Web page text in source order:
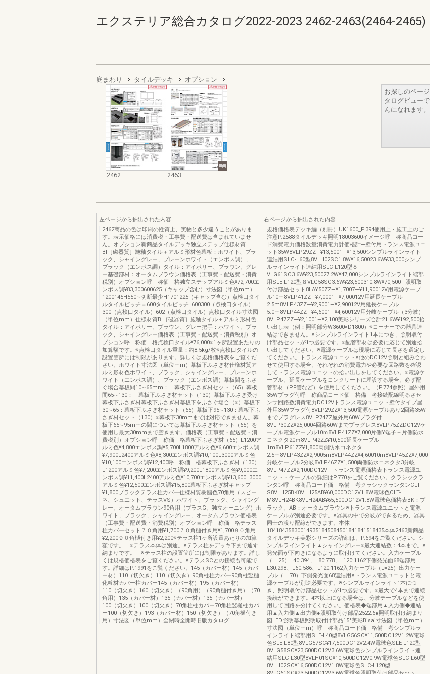
エクステリア総合カタログ2022-2023 2462-2463(2464-2465)
庭まわり タイルデッキ オプション
2462 2463
お探しのペー
タログビュー
んになれます。
左ページから抽出された内容
2462商品の色は印刷の性質上、実物と多少違うことがありま
す。表示価格には消費税・工事費・配送費は含まれていませ
ん。オプション新商品タイルデッキ独立ステップ仕様材質
BⅠ［磁器質］施釉タイル＋アルミ形材色幕板：ホワイト、ブラ
ック、シャイングレー、プレーンホワイト（エンボス調）、
ブラック（エンボス調）タイル：アイボリー、ブラウン、グレ
ー基礎部材：オータムブラウン価格表（工事費・配送費・消費
税別）オプション呼 称価 格独立ステップアルミ色¥72,700エ
ンボス調¥83,300600625（キャップ含む）寸法図（単位mm）
1200145H550∼切断最少H1701225（キャップ含む）点検口タイ
ルタイルピッチ＝600タイルピッチ=600300（点検口タイル）
300（点検口タイル）602（点検口タイル）点検口タイル寸法図
（単位mm）仕様材質BⅠ［磁器質］施釉タイル＋アルミ形材色
タイル：アイボリー、ブラウン、グレー把手：ホワイト、ブラ
ック、シャイングレー価格表（工事費・配送費・消費税別）オ
プション呼 称価 格点検口タイル¥76,000※1ヶ所設置あたりの
加算額です。※点検口タイル重量：約8.5kg/枚※点検口タイルの
設置箇所には制限があります。詳しくは規格価格表をご覧くだ
さい。ホワイト寸法図（単位mm）幕板下ふさぎ材仕様材質ア
ルミ形材色ホワイト、ブラック、シャイングレー、プレーンホ
ワイト（エンボス調）、ブラック（エンボス調）幕板間をふさ
ぐ場合幕板間10∼65mm： 幕板下ふさぎ材セット（65）幕板
間65∼130： 幕板下ふさぎ材セット（130）幕板下ふさぎ受け
幕板下ふさぎ材幕板下ふさぎ材幕板下をふさぐ場合（※）幕板下
30∼65：幕板下ふさぎ材セット（65）幕板下95∼130：幕板下ふ
さぎ材セット（130）※幕板下30mmまでは対応できません。幕
板下65∼95mmの間については幕板下ふさぎ材セット（65）を
使用し最大30mmまで空きます。価格表（工事費・配送費・消
費税別）オプション呼 称価 格幕板下ふさぎ材（65）L1200ア
ルミ色¥4,800エンボス調¥5,700L1800アルミ色¥6,600エンボス調
¥7,900L2400アルミ色¥8,300エンボス調¥10,100L3000アルミ色
¥10,100エンボス調¥12,400呼 称価 格幕板下ふさぎ材（130）
L1200アルミ色¥7,200エンボス調¥9,200L1800アルミ色¥9,000エ
ンボス調¥11,400L2400アルミ色¥10,700エンボス調¥13,600L3000
アルミ色¥12,500エンボス調¥15,800幕板下ふさぎ材キャップ
¥1,800ブラックテラス柱カバー仕様材質樹脂色70角用（スピー
ネ、シュエット、テラスVS）ホワイト、ブラック、シャイング
レー、オータムブラウン90角用（プラスG、独立オーニング）ホ
ワイト、ブラック、シャイングレー、オータムブラウン価格表
（工事費・配送費・消費税別）オプション呼 称価 格テラス
柱カバーセット７０角用¥1,700７０角樋付き用¥1,700９０角用
¥2,200９０角樋付き用¥2,200※テラス柱1ヶ所設置あたりの加算
額です。 ※テラス本体は別途。※テラス柱をデッキ下まで通す
納まりです。 ※テラス柱の設置箇所には制限があります。詳し
くは規格価格表をご覧ください。※テラスSCとの接続も可能で
す。詳細はP.1991をご覧ください。145（カバー材）145（カバ
ー材）110（切欠き）110（切欠き）90角柱柱カバー90角柱竪樋
化粧材カバー柱カバー145（カバー材）195（カバー材）
110（切欠き）160（切欠き）（90角用）（90角樋付き用）（70
角用）135（カバー材）135（カバー材）135（カバー材）
100（切欠き）100（切欠き）70角柱柱カバー70角柱竪樋柱カバ
ー100（切欠き）193（カバー材）150（切欠き）（70角樋付き
用）寸法図（単位mm）全閉時全開時旧版カタログ
右ページから抽出された内容
規格価格表デッキ編（別冊）UK1600_P.394使用上・施工上のご
注意P.2588タイルデッキ照明18003600イメージ呼 称商品コー
ド消費電力価格数量消費電力計価格計―壁付用トランス電源ユニ
ット35W8VLP29ZZ―¥13,5001―¥13,500シンプルラインライト
連結用SLC-L60型8VLH02SC1.8W¥16,50023.6W¥33,000シンプ
ルラインライト連結用SLC-L120型８
VLG61SC3.6W¥23,50027.2W¥47,000シンプルラインライト端部
用SLE-L120型８VLG58SC3.6W¥23,500310.8W¥70,500―照明取
付け部品セット8LAY50ZZ―¥1,7007―¥11,90012V用電源ケーブ
ル10m8VLP41ZZ―¥7,0001―¥7,00012V用延長ケーブル
2.5m8VLP43ZZ―¥2,9001―¥2,90012V用延長ケーブル
5.0m8VLP44ZZ―¥4,6001―¥4,60012V用分岐ケーブル（3分岐）
8VLP47ZZ―¥2,1001―¥2,100美彩シリーズ合計21.6W¥192,500拾
い出し表（例：照明部分W3600×D1800）※コーナーでの器具連
結はできません。※シンプルラインライト1本につき、照明取付
け部品セットが1つ必要です。※配管部材は必要に応じて別途拾
い出してください。※電源ケーブルは現場に応じて長さを選定し
てください。トランス電源ユニット※他のDC12V照明と組み合わ
せて使用する場合、それぞれの消費電力や必要な回路数を確認
してトランス電源ユニットの拾い出しをしてください。※電源ケ
ーブル、延長ケーブルをコンクリートに埋設する場合、必ず配
管部材（PF管など）を使用してください。（P.774参照）屋外用
35Wプラグ付呼 称商品コード価 格備 考接続配線明るさセ
ンサ回路数消費電力DC12Vトランス電源ユニット壁付タイプ屋
外用35Wプラグ付8VLP29ZZ¥13,500電源ケーブルあり2回路35W
までプラグレス8VLP74ZZ屋外用60Wプラグ付
8VLP30ZZ¥25,0004回路60Wまでプラグレス8VLP75ZZDC12Vケ
ーブル電源ケーブル10ｍ8VLP41ZZ¥7,000片側Y端子＋片側防水
コネクタ20ｍ8VLP42ZZ¥10,500延長ケーブル
1m8VLP61ZZ¥1,800両側防水コネクタ
2.5m8VLP43ZZ¥2,9005m8VLP44ZZ¥4,60010m8VLP45ZZ¥7,000
分岐ケーブル2分岐8VLP46ZZ¥1,500両側防水コネクタ3分岐
8VLP47ZZ¥2,100DC12V トランス電源価格表トランス電源ユ
ニット・ケーブルの詳細はP.770をご覧ください。クラシックラ
ンタン呼 称商品コード価 格備 考クラシックランタンCLT-
S8VLH25BK8VLH25AB¥60,000DC12V1.8W電球色CLT-
M8VLH24BK8VLH24AB¥65,500DC12V1.8W電球色価格表BK：ブ
ラック、AB：オータムブラウン※トランス電源ユニットと電源
ケーブルが別途必要です。※器具の中で分岐ができるため、器具
同士の渡り配線ができます。本体
184184358300149351845084501841841518435本体2463新商品
タイルデッキ美彩シリーズの詳細は、P.694をご覧ください。シ
ンプルラインライト▲シャイングレー※最大連結数：4本まで。※
発光面が下向きになるように取付けてください。入力ケーブル
（L=25）L40:394、L80:778、L120:1162下側発光面68端部用
L30:298、L60:586、L120:1162入力ケーブル（L=25）出力ケー
ブル（L=70）下側発光面68連結用※トランス電源ユニットと電
源ケーブルが別途必要です。※シンプルラインライト1本につ
き、照明取付け部品セットが1つ必要です。※最大で4本まで連続
接続ができます。4本以上になる場合は、分岐テーブルなどを使
用して回路を分けてください。価格表◆端部用▲入力側◆連結
用▲入力側▲出力側●照明取付け部品2522.6●照明取付け納まり
図LED照明幕板照明取付け部品15°美彩Bisai寸法図（単位mm）
寸法図（単位mm）呼 称商品コード価 格備 考シンプルラ
インライト端部用SLE-L40型8VLG56SC¥11,500DC12V1.2W電球
色SLE-L80型8VLG57SC¥17,500DC12V2.4W電球色SLE-L120型
8VLG58SC¥23,500DC12V3.6W電球色シンプルラインライト連
結用SLC-L30型8VLH01SC¥10,500DC12V0.9W電球色SLC-L60型
8VLH02SC¥16,500DC12V1.8W電球色SLC-L120型